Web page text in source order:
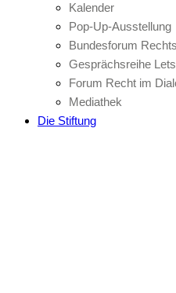
Kalender
Pop-Up-Ausstellung
Bundesforum
Gesprächsreihe
Forum Recht im
Mediathek
Die Stiftung